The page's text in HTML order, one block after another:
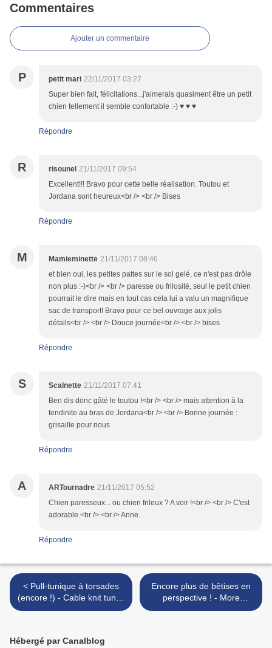
Commentaires
Ajouter un commentaire
P petit mari 22/11/2017 03:27
Super bien fait, félicitations...j'aimerais quasiment être un petit
chien tellement il semble confortable :-) ♥ ♥ ♥
Répondre
R risounel 21/11/2017 09:54
Excellent!!! Bravo pour cette belle réalisation. Toutou et
Jordana sont heureux<br /> <br /> Bises
Répondre
M Mamieminette 21/11/2017 08:46
et bien oui, les petites pattes sur le sol gelé, ce n'est pas drôle
non plus :-)<br /> <br /> paresse ou frilosité, seul le petit chien
pourrait le dire mais en tout cas cela lui a valu un magnifique
sac de transport! Bravo pour ce bel ouvrage aux jolis
détails<br /> <br /> Douce journée<br /> <br /> bises
Répondre
S Scalnette 21/11/2017 07:41
Ben dis donc gâté le toutou !<br /> <br /> mais attention à la
tendinite au bras de Jordana<br /> <br /> Bonne journée :
grisaille pour nous
Répondre
A ARTournadre 21/11/2017 05:52
Chien paresseux... ou chien frileux ? A voir !<br /> <br /> C'est
adorable.<br /> <br /> Anne.
Répondre
< Pull-tunique à torsades
(encore !) - Cable knit tunic-
sweater (again !)
Encore plus de bêtises en
perspective ! - More
nonsense in perspective ! >
Hébergé par Canalblog